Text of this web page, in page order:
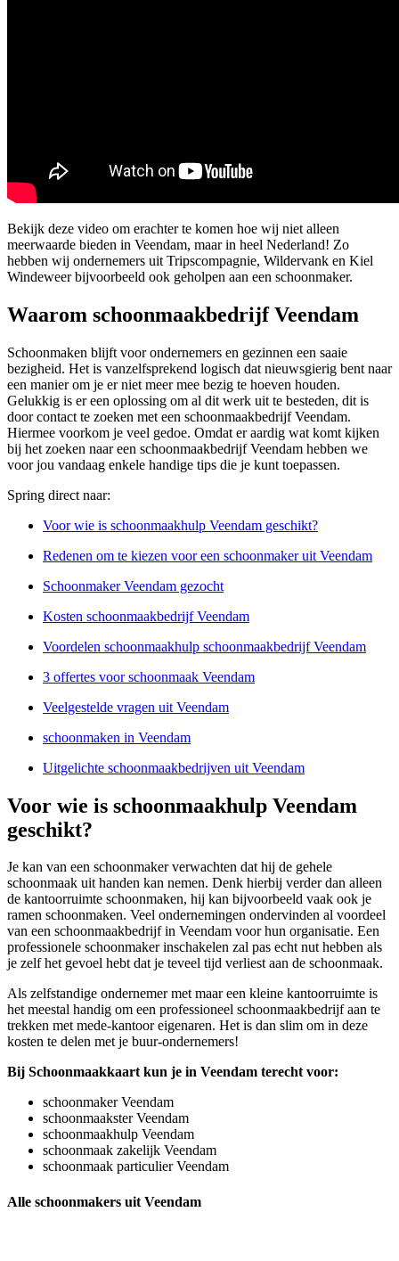
Bekijk deze video om erachter te komen hoe wij niet alleen
meerwaarde bieden in Veendam, maar in heel Nederland! Zo
hebben wij ondernemers uit Tripscompagnie, Wildervank en Kiel
Windeweer bijvoorbeeld ook geholpen aan een schoonmaker.
Waarom schoonmaakbedrijf Veendam
Schoonmaken blijft voor ondernemers en gezinnen een saaie
bezigheid. Het is vanzelfsprekend logisch dat nieuwsgierig bent naar
een manier om je er niet meer mee bezig te hoeven houden.
Gelukkig is er een oplossing om al dit werk uit te besteden, dit is
door contact te zoeken met een schoonmaakbedrijf Veendam.
Hiermee voorkom je veel gedoe. Omdat er aardig wat komt kijken
bij het zoeken naar een schoonmaakbedrijf Veendam hebben we
voor jou vandaag enkele handige tips die je kunt toepassen.
Spring direct naar:
Voor wie is schoonmaakhulp Veendam geschikt?
Redenen om te kiezen voor een schoonmaker uit Veendam
Schoonmaker Veendam gezocht
Kosten schoonmaakbedrijf Veendam
Voordelen schoonmaakhulp schoonmaakbedrijf Veendam
3 offertes voor schoonmaak Veendam
Veelgestelde vragen uit Veendam
schoonmaken in Veendam
Uitgelichte schoonmaakbedrijven uit Veendam
Voor wie is schoonmaakhulp Veendam
geschikt?
Je kan van een schoonmaker verwachten dat hij de gehele
schoonmaak uit handen kan nemen. Denk hierbij verder dan alleen
de kantoorruimte schoonmaken, hij kan bijvoorbeeld vaak ook je
ramen schoonmaken. Veel ondernemingen ondervinden al voordeel
van een schoonmaakbedrijf in Veendam voor hun organisatie. Een
professionele schoonmaker inschakelen zal pas echt nut hebben als
je zelf het gevoel hebt dat je teveel tijd verliest aan de schoonmaak.
Als zelfstandige ondernemer met maar een kleine kantoorruimte is
het meestal handig om een professioneel schoonmaakbedrijf aan te
trekken met mede-kantoor eigenaren. Het is dan slim om in deze
kosten te delen met je buur-ondernemers!
Bij Schoonmaakkaart kun je in Veendam terecht voor:
schoonmaker Veendam
schoonmaakster Veendam
schoonmaakhulp Veendam
schoonmaak zakelijk Veendam
schoonmaak particulier Veendam
Alle schoonmakers uit Veendam